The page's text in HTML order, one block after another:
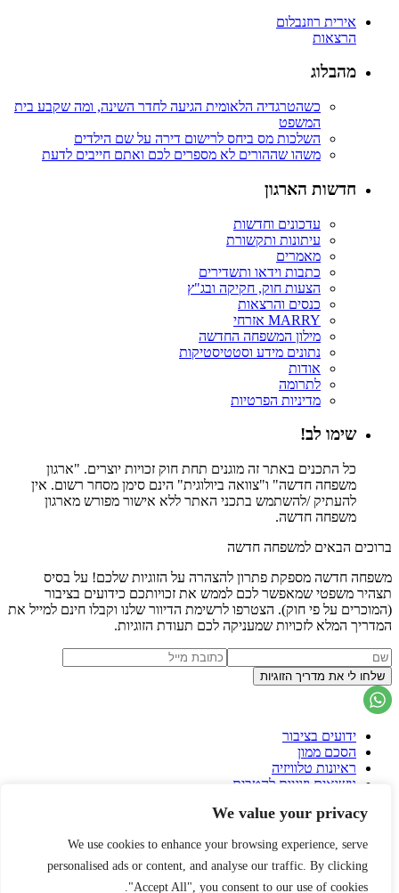
We value your privacy
We use cookies to enhance your browsing experience, serve
personalised ads or content, and analyse our traffic. By clicking
"Accept All", you consent to our use of cookies.
אירית רוזנבלום
הרצאות
מהבלוג
כשהטרגדיה הלאומית הגיעה לחדר השינה, ומה שקבע בית
המשפט
השלכות מס ביחס לרישום דירה על שם הילדים
משהו שההורים לא מספרים לכם ואתם חייבים לדעת
חדשות הארגון
עדכונים וחדשות
עיתונות ותקשורת
מאמרים
כתבות וידאו ותשדירים
הצעות חוק, חקיקה ובג"ץ
כנסים והרצאות
MARRY אזרחי
מילון המשפחה החדשה
נתונים מידע וסטטיסטיקות
אודות
לתרומה
מדיניות הפרטיות
שימו לב!
כל התכנים באתר זה מוגנים תחת חוק זכויות יוצרים. "ארגון
משפחה חדשה" ו"צוואה ביולוגית" הינם סימן מסחר רשום. אין
להעתיק /להשתמש בתכני האתר ללא אישור מפורש מארגון
משפחה חדשה.
ברוכים הבאים למשפחה חדשה
משפחה חדשה מספקת פתרון להצהרה על הזוגיות שלכם! על בסיס
תצהיר משפטי שמאפשר לכם לממש את זכויותכם כידועים בציבור
(המוכרים על פי חוק). הצטרפו לרשימת הדיוור שלנו וקבלו חינם למייל את
המדריך המלא לזכויות שמעניקה לכם תעודת הזוגיות.
ידועים בציבור
הסכם ממון
ראיונות טלוויזיה
נישואים וזוגיות להטבית
הצוות שלנו
צו ירושה
טקס חתונה חילוני
הסכם גירושין